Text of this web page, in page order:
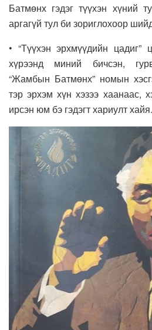
Батмөнх гэдэг түүхэн хүний
аргагүй тул би зориглохоор
• “Түүхэн эрхмүүдийн
хүрээнд миний бичсэн,
“Жамбын Батмөнх” номын
тэр эрхэм хүн хэзээ хаанаас,
ирсэн юм бэ гэдэгт хариулт хайя.